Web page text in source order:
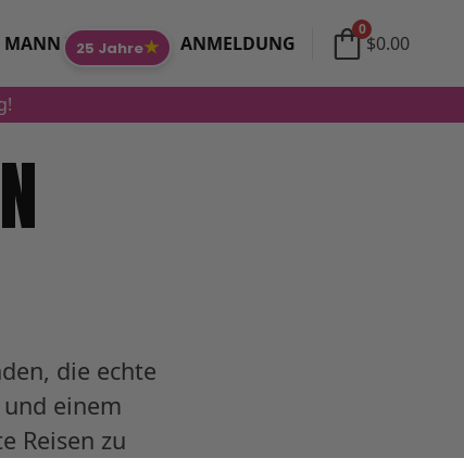
ZU FRAU ANMELDUNG
0
$0.00
25 Jahre★
die echte
einem
Reisen zu